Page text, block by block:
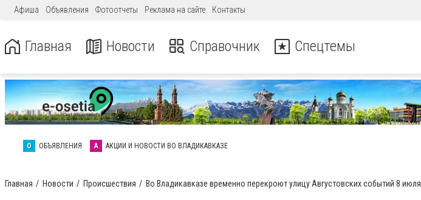
Афиша Объявления Фотоотчеты Реклама на сайте Контакты
Главная Новости Справочник Спецтемы
О ОБЪЯВЛЕНИЯ А АКЦИИ И НОВОСТИ ВО ВЛАДИКАВКАЗЕ
Главная Новости Происшествия Во Владикавказе временно перекроют улицу Августовских событий 8 июля